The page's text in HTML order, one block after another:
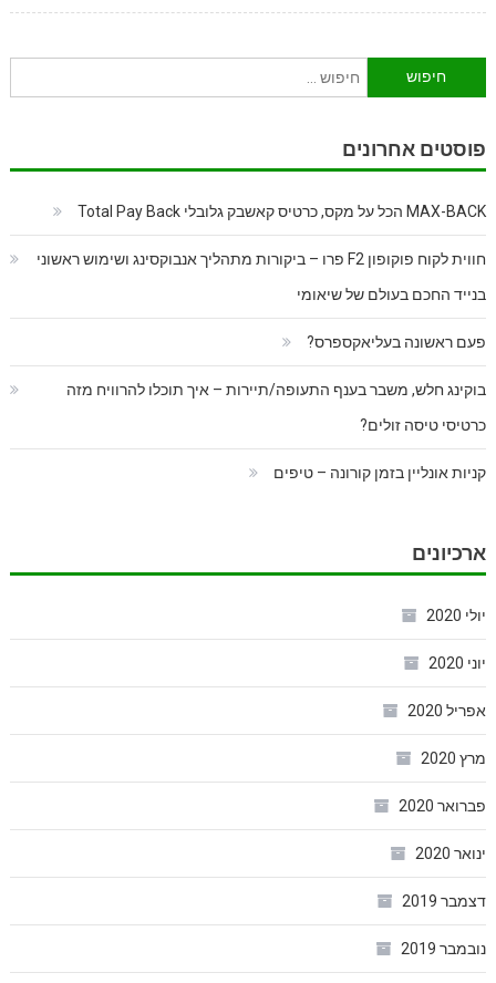
חיפוש:
פוסטים אחרונים
MAX-BACK הכל על מקס, כרטיס קאשבק גלובלי Total Pay Back
חווית לקוח פוקופון F2 פרו – ביקורות מתהליך אנבוקסינג ושימוש ראשוני
בנייד החכם בעולם של שיאומי
פעם ראשונה בעליאקספרס?
בוקינג חלש, משבר בענף התעופה/תיירות – איך תוכלו להרוויח מזה
כרטיסי טיסה זולים?
קניות אונליין בזמן קורונה – טיפים
ארכיונים
יולי 2020
יוני 2020
אפריל 2020
מרץ 2020
פברואר 2020
ינואר 2020
דצמבר 2019
נובמבר 2019